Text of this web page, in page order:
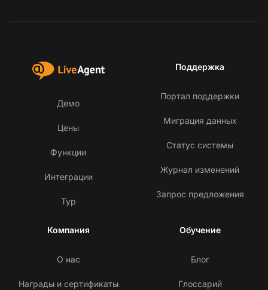
Демо
Цены
Функции
Интеграции
Тур
Поддержка
Портал поддержки
Миграция данных
Статус системы
Журнал изменений
Запрос предложения
Компания
О нас
Награды и сертификаты
Обучение
Блог
Глоссарий